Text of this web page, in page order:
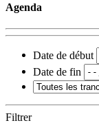
Agenda
Date de début
Date de fin
Filtrer